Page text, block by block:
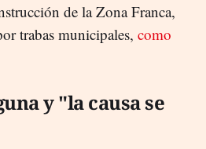
de la Zona Franca,
trabas municipales, como
y "la causa se